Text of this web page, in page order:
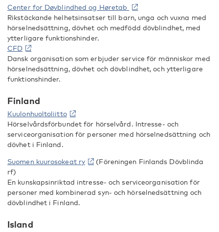
Center for Døvblindhed og Høretab
Rikstäckande helhetsinsatser till barn, unga och vuxna med
hörselnedsättning, dövhet och medfödd dövblindhet, med
ytterligare funktionshinder.
CFD
Dansk organisation som erbjuder service för människor med
hörselnedsättning, dövhet och dövblindhet, och ytterligare
funktionshinder.
Finland
Kuulonhuoltoliitto
Hörselvårdsförbundet för hörselvård. Intresse- och
serviceorganisation för personer med hörselnedsättning och
dövhet i Finland.
Suomen kuurosokeat ry
(Föreningen Finlands Dövblinda
rf)
En kunskapsinriktad intresse- och serviceorganisation för
personer med kombinerad syn- och hörselnedsättning och
dövblindhet i Finland.
Island